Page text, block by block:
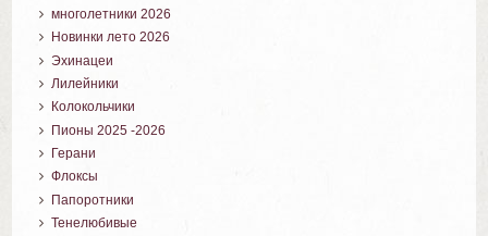
многолетники 2026
Новинки лето 2026
Эхинацеи
Лилейники
Колокольчики
Пионы 2025 -2026
Герани
Флоксы
Папоротники
Тенелюбивые